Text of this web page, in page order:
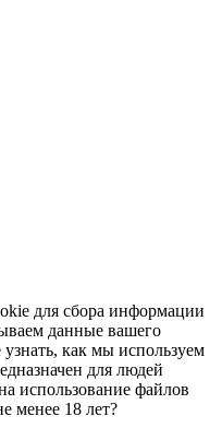
для сбора информации
данные вашего
как мы используем
для людей
использование файлов
менее 18 лет?